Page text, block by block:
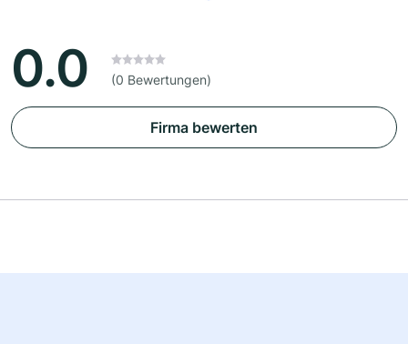
0.0 (0 Bewertungen)
Firma bewerten